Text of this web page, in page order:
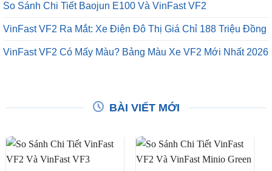
So Sánh Chi Tiết Baojun E100 Và VinFast VF2
VinFast VF2 Ra Mắt: Xe Điện Đô Thị Giá Chỉ 188 Triệu Đồng
VinFast VF2 Có Mấy Màu? Bảng Màu Xe VF2 Mới Nhất 2026
BÀI VIẾT MỚI